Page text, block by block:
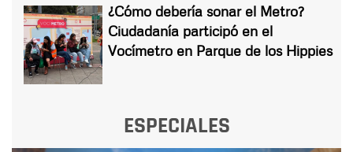
¿Cómo debería sonar el Metro?
Ciudadanía participó en el
Vocímetro en Parque de los Hippies
ESPECIALES